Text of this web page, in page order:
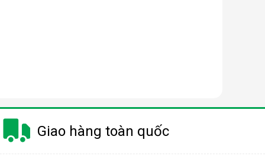
Giao hàng toàn quốc